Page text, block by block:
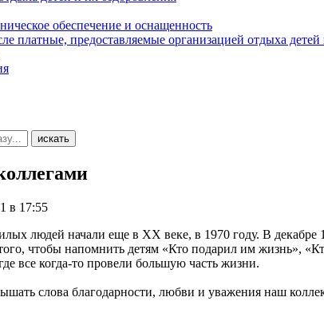
обеспечение и оснащенность
платные, предоставляемые организацией отдыха
искать
в 17:55
людей начали еще в XX веке, в 1970 году. В декабре
чтобы напомнить детям «Кто подарил им жизнь»,
все когда-то провели большую часть жизни.
слова благодарности, любви и уважения наш